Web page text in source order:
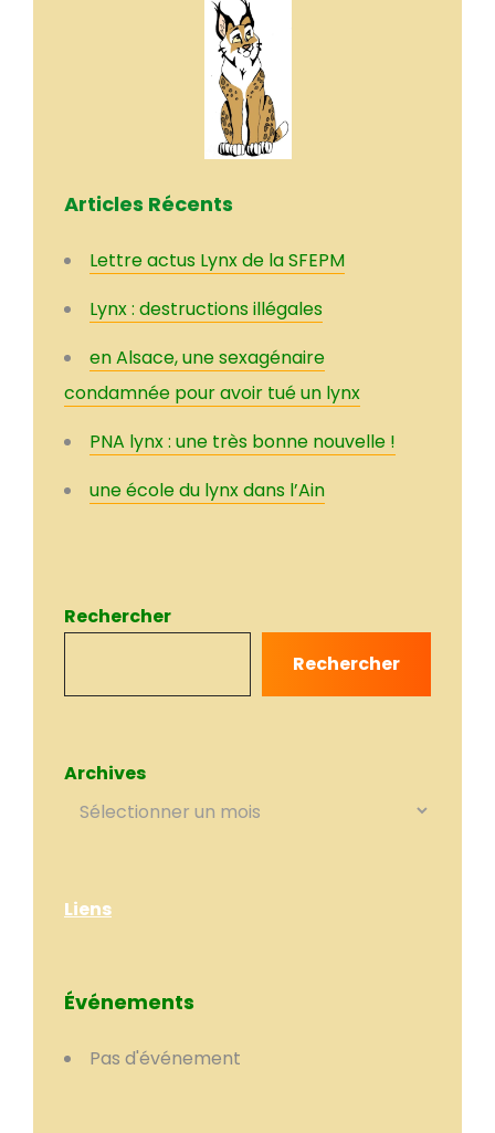
Articles Récents
Lettre actus Lynx de la SFEPM
Lynx : destructions illégales
en Alsace, une sexagénaire
condamnée pour avoir tué un lynx
PNA lynx : une très bonne nouvelle !
une école du lynx dans l’Ain
Rechercher
Rechercher
Archives
Liens
Événements
Pas d'événement